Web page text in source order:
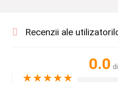
Recenzii ale
0.0
★★★★★